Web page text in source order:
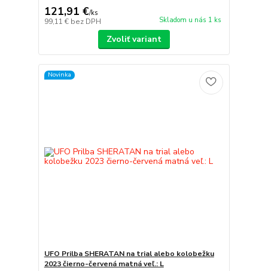
121,91 €/ks
99,11 € bez DPH Skladom u nás 1 ks
Zvoliť variant
Novinka
UFO Prilba SHERATAN na trial alebo kolobežku
2023 čierno-červená matná veľ.: L